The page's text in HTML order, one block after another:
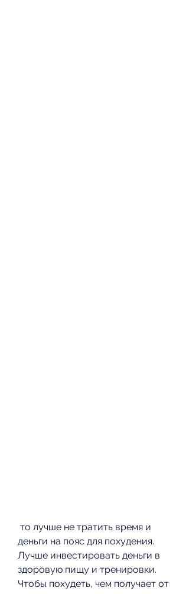
деньги на пояс для похудения.
Лучше инвестировать деньги в
здоровую пищу и тренировки.
Чтобы похудеть, чем получает от